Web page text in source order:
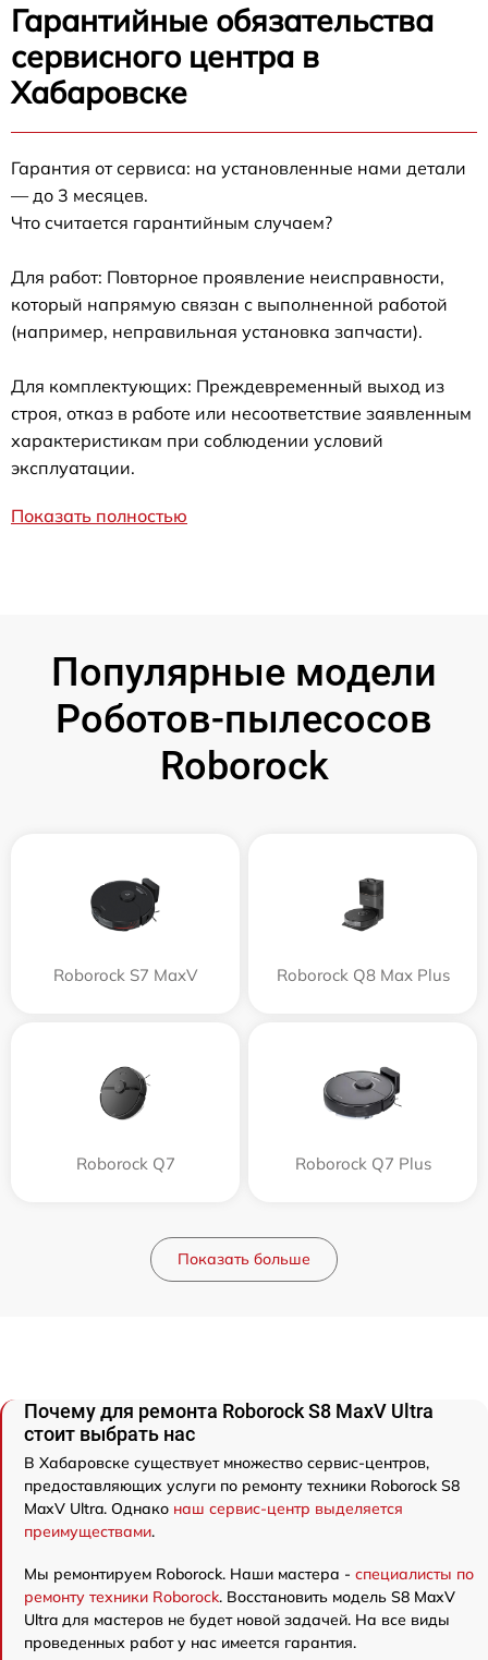
Гарантийные обязательства
сервисного центра в
Хабаровске
Гарантия от сервиса: на установленные нами детали
— до 3 месяцев.
Что считается гарантийным случаем?
Для работ: Повторное проявление неисправности,
который напрямую связан с выполненной работой
(например, неправильная установка запчасти).
Для комплектующих: Преждевременный выход из
строя, отказ в работе или несоответствие заявленным
характеристикам при соблюдении условий
эксплуатации.
Показать полностью
Популярные модели
Роботов-пылесосов
Roborock
Roborock S7 MaxV Roborock Q8 Max Plus
Roborock Q7 Roborock Q7 Plus
Показать больше
Почему для ремонта Roborock S8 MaxV Ultra
стоит выбрать нас
В Хабаровске существует множество сервис-центров,
предоставляющих услуги по ремонту техники Roborock S8
MaxV Ultra. Однако наш сервис-центр выделяется
преимуществами.
Мы ремонтируем Roborock. Наши мастера - специалисты по
ремонту техники Roborock. Восстановить модель S8 MaxV
Ultra для мастеров не будет новой задачей. На все виды
проведенных работ у нас имеется гарантия.